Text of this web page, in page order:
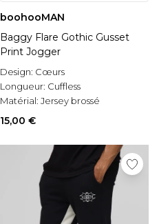
boohooMAN
Baggy Flare Gothic Gusset
Print Jogger
Design: Cœurs
Longueur: Cuffless
Matérial: Jersey brossé
15,00 €